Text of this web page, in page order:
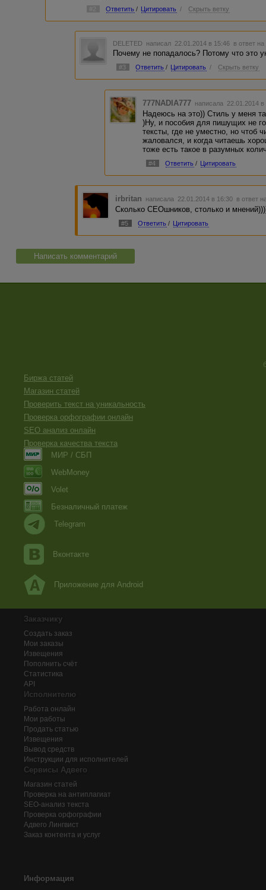
#2 Ответить / Цитировать / Скрыть ветку
DELETED написал 22.01.2014 в 15:46 в ответ на
Почему не попадалось? Потому что это
#3 Ответить / Цитировать / Скрыть ветку
777NADIA777 написала 22.01.2014
Надеюсь на это)) Стиль у меня
)Ну, и пособия для пишущих не
тексты, где не уместно, но чтоб
жаловался, и когда читаешь
тоже есть такое в разумных
#4 Ответить / Цитировать
irbritan написала 22.01.2014 в 16:30 в ответ
Сколько СЕОшников, столько и
#5 Ответить / Цитировать
Написать комментарий
Биржа статей
Магазин статей
Проверить текст на уникальность
Проверка орфографии онлайн
SEO анализ онлайн
Проверка качества текста
МИР / СБП
WebMoney
Volet
Безналичный платеж
Telegram
Вконтакте
Приложение для Android
Заказчику
Создать заказ
Мои заказы
Извещения
Пополнить счёт
Статистика
API
Исполнителю
Работа онлайн
Мои работы
Продать статью
Извещения
Вывод средств
Инструкции для исполнителей
Сервисы Адвего
Магазин статей
Проверка на антиплагиат
SEO-анализ текста
Проверка орфографии
Адвего Лингвист
Заказ контента и услуг
Информация